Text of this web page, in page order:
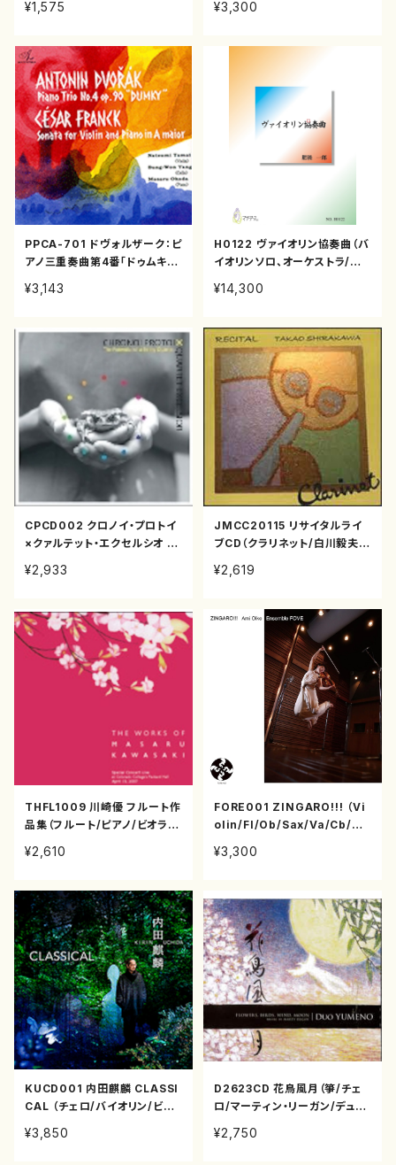
¥1,575 ¥3,300
PPCA-701 ドヴォルザーク：ピ
アノ三重奏曲第4番「ドゥムキ
ナタ（玉井菜採／ヤン・ソンウォ
ロ、ピアノ/セザール・フランク/
アントニン・ドヴォルザーク /C
D）
¥3,143
H0122 ヴァイオリン協奏曲（バ
イオリンソロ、オーケストラ/肥
¥14,300
CPCD002 クロノイ・プロトイ
×クァルテット・エクセルシオ 弦
2/ビオラ/チェロ/クァルテッ/C
¥2,933
JMCC20115 リサイタルライ
ブCD（クラリネット/白川毅夫/
¥2,619
THFL1009 川崎優 フルート作
品集（フルート/ピアノ/ビオラ/
¥2,610
FORE001 ZINGARO!!! （Vi
olin/Fl/Ob/Sax/Va/Cb/Co
¥3,300
KUCD001 内田麒麟 CLASSI
CAL （チェロ/バイオリン/ビオ
達真理/田口真理子/尾池亜美/
¥3,850
D2623CD 花鳥風月（箏/チェ
ロ/マーティン・リーガン/デュオ
¥2,750